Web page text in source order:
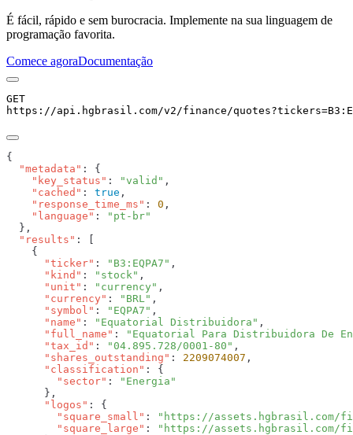
É fácil, rápido e sem burocracia. Implemente na sua linguagem de
programação favorita.
Comece agoraDocumentação
GET
https://api.hgbrasil.com/v2/finance/quotes?tickers=
  "metadata"
    "key_status"
: "valid"
    "cached"
: true
    "response_time_ms"
: 0
    "language"
:
  "results"
      "ticker"
: "B3:EQPA7"
      "kind"
: "stock"
      "unit"
: "currency"
      "currency"
: "BRL"
      "symbol"
: "EQPA7"
      "name"
: "Equatorial Distribuidora"
      "full_name"
:
"Equatorial Para Distribuidora De
      "tax_id"
: "04.895.728/0001-80"
      "shares_outstanding"
: 2209074007
      "classification"
        "sector"
:
      "logos"
        "square_small"
:
"https://assets.hgbrasil.com/
        "square_large"
: